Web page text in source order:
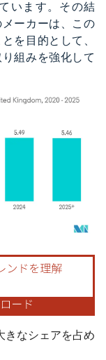
います。その結
ーカーは、この
を目的として、
組みを強化して
示が必要です。
きなシェアを占め